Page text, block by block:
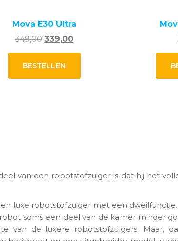
Mova E30 Ultra
349,00 Oorspronkelijke
prijs
was:
349,00.
339,00Huidige
prijs
339,00.
BESTELLEN
van een robotstofzuiger is dat hij het
luxe robotstofzuiger met een
soms een deel van de kamer minder
van de luxere robotstofzuigers. Maar,